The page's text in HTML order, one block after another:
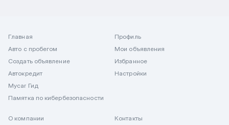
Главная
Авто с пробегом
Создать объявление
Автокредит
Mycar Гид
Памятка по кибербезопасности
Профиль
Мои объявления
Избранное
Настройки
О компании
Контакты